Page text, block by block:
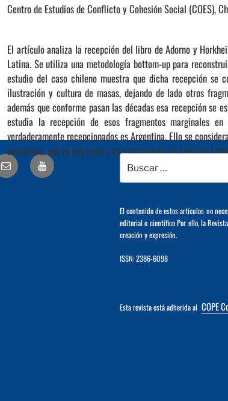
Centro de Estudios de Conflicto y Cohesión Social (COES),
El artículo analiza la recepción del libro de Adorno y
Latina. Se utiliza una metodología bottom-up para
estudio del caso chileno muestra que dicha recepción se
ilustración y cultura de masas, dejando de lado otros
además que conforme pasan las décadas esa recepción se
estudia la recepción de esos fragmentos marginales
verdaderamente recepcionados es Argentina. Ello se
sustantiva, que la que ocurre en otros países de América
Buscar
por:
El contenido de estos artículos no
editorial o científico Por ello, la
creación y expresión.
ISSN: 2386-6098
Esta revista está adherida al COPE
Correo
electrónico